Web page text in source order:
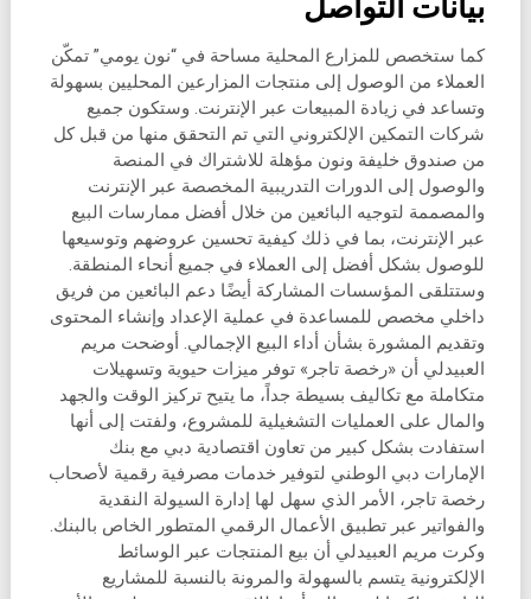
بيانات التواصل
كما ستخصص للمزارع المحلية مساحة في “نون يومي” تمكّن
العملاء من الوصول إلى منتجات المزارعين المحليين بسهولة
وتساعد في زيادة المبيعات عبر الإنترنت. وستكون جميع
شركات التمكين الإلكتروني التي تم التحقق منها من قبل كل
من صندوق خليفة ونون مؤهلة للاشتراك في المنصة
والوصول إلى الدورات التدريبية المخصصة عبر الإنترنت
والمصممة لتوجيه البائعين من خلال أفضل ممارسات البيع
عبر الإنترنت، بما في ذلك كيفية تحسين عروضهم وتوسيعها
للوصول بشكل أفضل إلى العملاء في جميع أنحاء المنطقة.
وستتلقى المؤسسات المشاركة أيضًا دعم البائعين من فريق
داخلي مخصص للمساعدة في عملية الإعداد وإنشاء المحتوى
وتقديم المشورة بشأن أداء البيع الإجمالي. أوضحت مريم
العبيدلي أن «رخصة تاجر» توفر ميزات حيوية وتسهيلات
متكاملة مع تكاليف بسيطة جداً، ما يتيح تركيز الوقت والجهد
والمال على العمليات التشغيلية للمشروع، ولفتت إلى أنها
استفادت بشكل كبير من تعاون اقتصادية دبي مع بنك
الإمارات دبي الوطني لتوفير خدمات مصرفية رقمية لأصحاب
رخصة تاجر، الأمر الذي سهل لها إدارة السيولة النقدية
والفواتير عبر تطبيق الأعمال الرقمي المتطور الخاص بالبنك.
وكرت مريم العبيدلي أن بيع المنتجات عبر الوسائط
الإلكترونية يتسم بالسهولة والمرونة بالنسبة للمشاريع